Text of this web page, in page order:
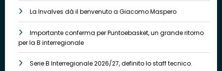
La Invalves dà il benvenuto a Giacomo Maspero
Importante conferma per Puntoebasket, un grande ritorno
per la B interregionale
Serie B Interregionale 2026/27, definito lo staff tecnico.